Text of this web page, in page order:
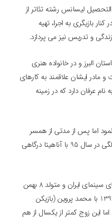
لیسانس رشته تئاتر از
بازیگری به اجرا، تهیه
و تدریس نیز می پردازد.
البرز و در خانواده هنری
مادر ایشان علاقمند به کارهای
عرفان دارد که در زمینه
در سال 91 ازدواج نمود اما پس از مدتی از همسر
خود جدا شده و بار دیگر در 37 سالگی در سال 95 با آناهیتا درگاهی
آناهیتا درگاهی نقاش و بازیگر توانای سینمای ایران و متولد 8 بهمن
1365 در تهران است که در سال 1393 با محمد پروین (بازیکن
این زوج کمتر از یکسال از هم